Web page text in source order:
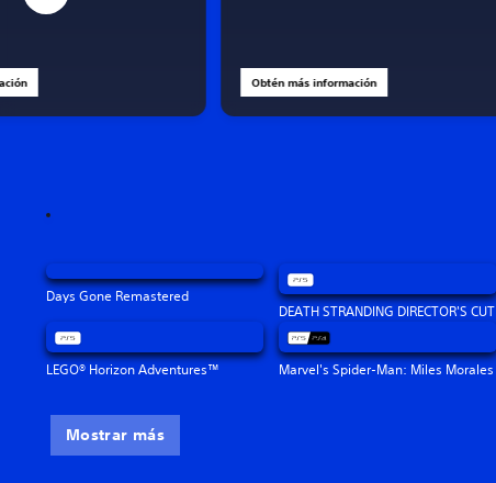
Obtén más información
Days Gone Remastered
DEATH STRANDING DIRECTOR'S CUT
LEGO® Horizon Adventures™ Marvel's Spider-Man: Miles Morales
Mostrar más